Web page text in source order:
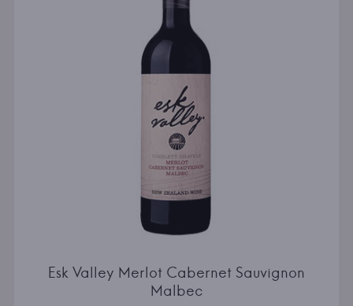
Esk Valley Merlot Cabernet Sauvignon
Malbec